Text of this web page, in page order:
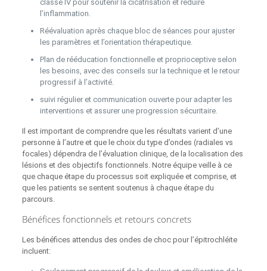
classe IV pour soutenir la cicatrisation et réduire
l’inflammation.
Réévaluation après chaque bloc de séances pour ajuster
les paramètres et l’orientation thérapeutique.
Plan de rééducation fonctionnelle et proprioceptive selon
les besoins, avec des conseils sur la technique et le retour
progressif à l’activité.
suivi régulier et communication ouverte pour adapter les
interventions et assurer une progression sécuritaire.
Il est important de comprendre que les résultats varient d’une
personne à l’autre et que le choix du type d’ondes (radiales vs
focales) dépendra de l’évaluation clinique, de la localisation des
lésions et des objectifs fonctionnels. Notre équipe veille à ce
que chaque étape du processus soit expliquée et comprise, et
que les patients se sentent soutenus à chaque étape du
parcours.
Bénéfices fonctionnels et retours concrets
Les bénéfices attendus des ondes de choc pour l’épitrochléite
incluent: